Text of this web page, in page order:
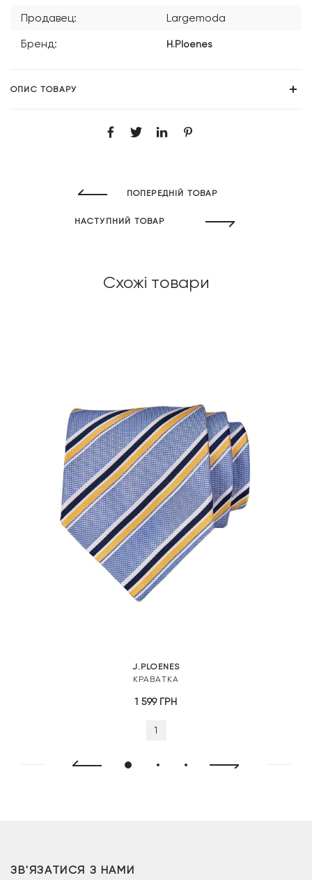
Продавец:
Largemoda
Бренд:
H.Ploenes
ОПИС ТОВАРУ
ПОПЕРЕДНІЙ ТОВАР
НАСТУПНИЙ ТОВАР
Схожі товари
J.PLOENES
КРАВАТКА
1 599 ГРН
1
ЗВ'ЯЗАТИСЯ З НАМИ